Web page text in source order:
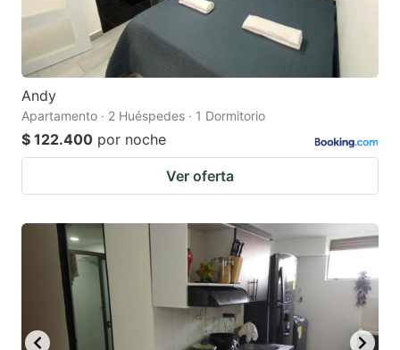
Andy
Apartamento · 2 Huéspedes · 1 Dormitorio
$ 122.400 por noche
Ver oferta